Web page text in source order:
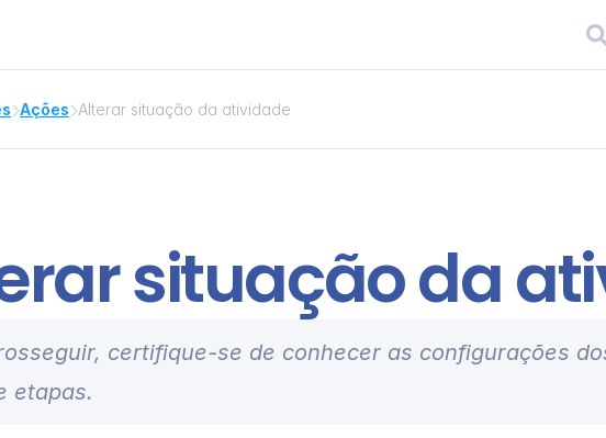
AçõesAlterar situação da atividade
situação da
certifique-se de conhecer as configurações
etapas.